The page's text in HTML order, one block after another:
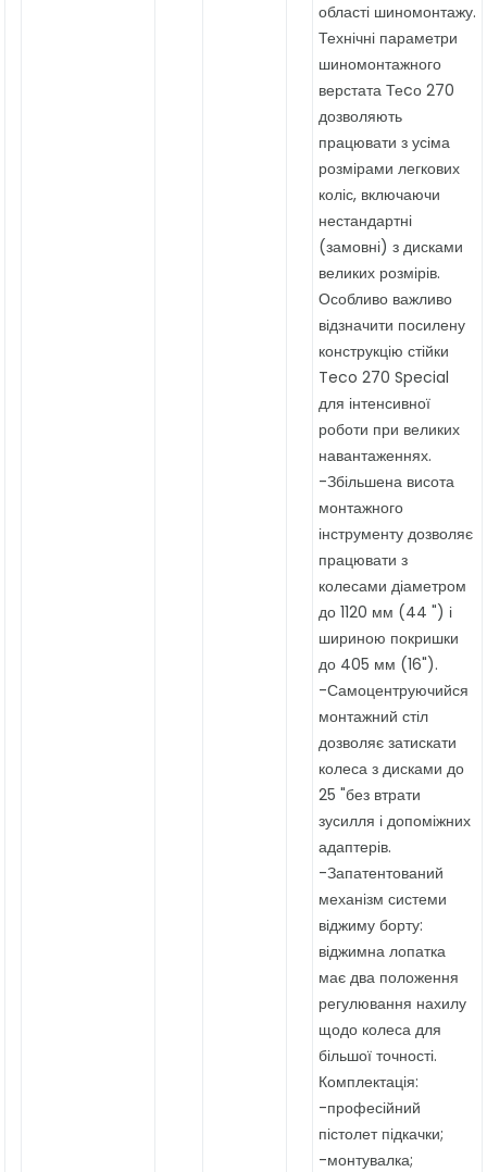
області шиномонтажу.
Технічні параметри
шиномонтажного
верстата Теcо 270
дозволяють
працювати з усіма
розмірами легкових
коліс, включаючи
нестандартні
(замовні) з дисками
великих розмірів.
Особливо важливо
відзначити посилену
конструкцію стійки
Teco 270 Special
для інтенсивної
роботи при великих
навантаженнях.
-Збільшена висота
монтажного
інструменту дозволяє
працювати з
колесами діаметром
до 1120 мм (44 ") і
шириною покришки
до 405 мм (16").
-Самоцентруючийся
монтажний стіл
дозволяє затискати
колеса з дисками до
25 "без втрати
зусилля і допоміжних
адаптерів.
-Запатентований
механізм системи
віджиму борту:
віджимна лопатка
має два положення
регулювання нахилу
щодо колеса для
більшої точності.
Комплектація:
-професійний
пістолет підкачки;
-монтувалка;